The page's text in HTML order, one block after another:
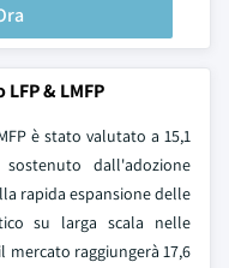
& LMFP
è stato valutato a 15,1
dall'adozione
rapida espansione delle
su larga scala nelle
mercato raggiungerà 17,6